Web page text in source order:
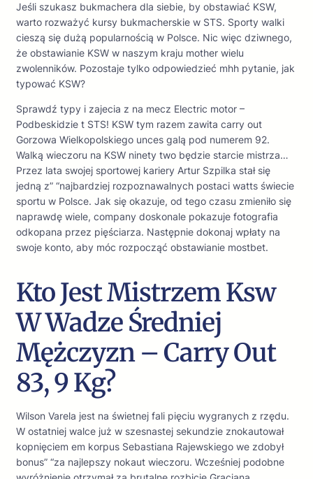
Jeśli szukasz bukmachera dla siebie, by obstawiać KSW,
warto rozważyć kursy bukmacherskie w STS. Sporty walki
cieszą się dużą popularnością w Polsce. Nic więc dziwnego,
że obstawianie KSW w naszym kraju mother wielu
zwolenników. Pozostaje tylko odpowiedzieć mhh pytanie, jak
typować KSW?
Sprawdź typy i zajecia z na mecz Electric motor –
Podbeskidzie t STS! KSW tym razem zawita carry out
Gorzowa Wielkopolskiego unces galą pod numerem 92.
Walką wieczoru na KSW ninety two będzie starcie mistrza…
Przez lata swojej sportowej kariery Artur Szpilka stał się
jedną z” “najbardziej rozpoznawalnych postaci watts świecie
sportu w Polsce. Jak się okazuje, od tego czasu zmieniło się
naprawdę wiele, company doskonale pokazuje fotografia
odkopana przez pięściarza. Następnie dokonaj wpłaty na
swoje konto, aby móc rozpocząć obstawianie mostbet.
Kto Jest Mistrzem Ksw
W Wadze Średniej
Mężczyzn – Carry Out
83, 9 Kg?
Wilson Varela jest na świetnej fali pięciu wygranych z rzędu.
W ostatniej walce już w szesnastej sekundzie znokautował
kopnięciem em korpus Sebastiana Rajewskiego we zdobył
bonus” “za najlepszy nokaut wieczoru. Wcześniej podobne